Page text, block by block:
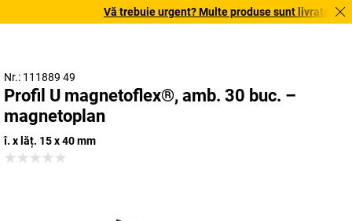
Vă trebuie urgent? Multe produse sunt livrate în
Nr.: 111889 49
Profil U magnetoflex®, amb. 30 buc. –
magnetoplan
î. x lăț. 15 x 40 mm